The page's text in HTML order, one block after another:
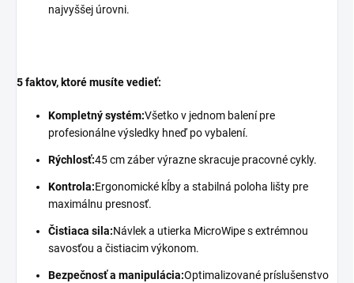
najvyššej úrovni.
5 faktov, ktoré musíte vedieť:
Kompletný systém:Všetko v jednom balení pre
profesionálne výsledky hneď po vybalení.
Rýchlosť:45 cm záber výrazne skracuje pracovné cykly.
Kontrola:Ergonomické kĺby a stabilná poloha lišty pre
maximálnu presnosť.
Čistiaca sila:Návlek a utierka MicroWipe s extrémnou
savosťou a čistiacim výkonom.
Bezpečnosť a manipulácia:Optimalizované príslušenstvo